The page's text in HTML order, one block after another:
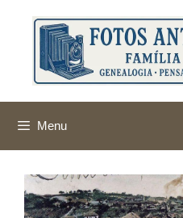
conteúdo
Menu